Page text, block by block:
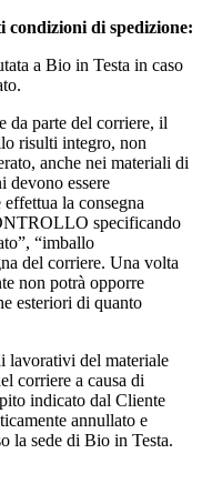
di spedizione:
a Bio in Testa in caso
da parte del corriere, il
risulti integro, non
anche nei materiali di
devono essere
la consegna
specificando
“imballo
del corriere. Una volta
non potrà opporre
esteriori di quanto
lavorativi del materiale
corriere a causa di
indicato dal Cliente
annullato e
la sede di Bio in Testa.